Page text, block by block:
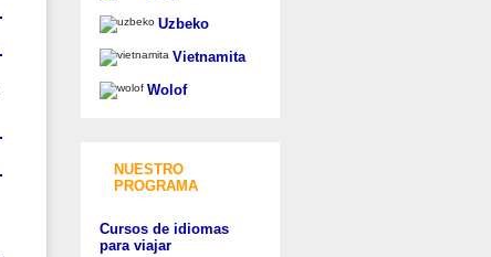
Uzbeko
Vietnamita
Wolof
NUESTRO
PROGRAMA
Cursos de idiomas
para viajar